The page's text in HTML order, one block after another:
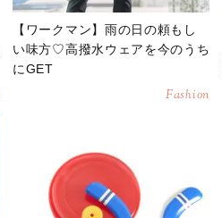
【ワークマン】雨の日の頼もし
い味方♡高撥水ウェアを今のうち
にGET
Fashion